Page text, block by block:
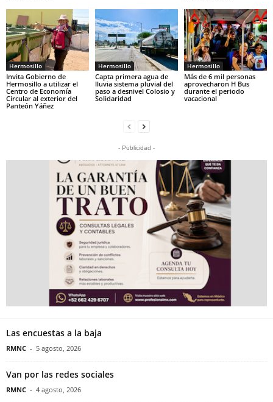
Hermosillo
Invita Gobierno de
Hermosillo a utilizar el
Centro de Economía
Circular al exterior del
Panteón Yáñez
Hermosillo
Capta primera agua de
lluvia sistema pluvial del
paso a desnivel Colosio y
Solidaridad
Hermosillo
Más de 6 mil personas
aprovecharon H Bus
durante el periodo
vacacional
- Publicidad -
Las encuestas a la baja
RMNC - 5 agosto, 2026
Van por las redes sociales
RMNC - 4 agosto, 2026